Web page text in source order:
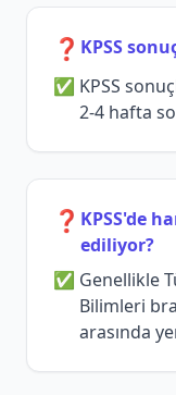
❓ KPSS
KPSS
2-4 hafta
❓ KPSS'de
ediliyor?
Genellikle
Bilimleri
arasında